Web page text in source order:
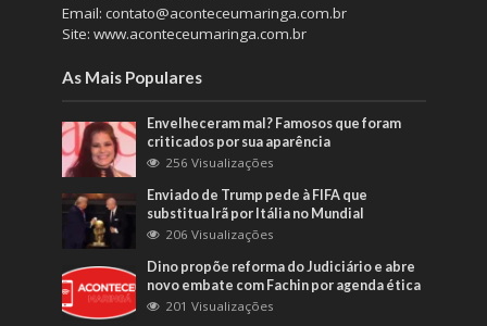
Email: contato@aconteceumaringa.com.br
Site: www.aconteceumaringa.com.br
As Mais Populares
Envelheceram mal? Famosos que foram
criticados por sua aparência
256 Visualizações
Enviado de Trump pede à FIFA que
substitua Irã por Itália no Mundial
206 Visualizações
Dino propõe reforma do Judiciário e abre
novo embate com Fachin por agenda ética
201 Visualizações